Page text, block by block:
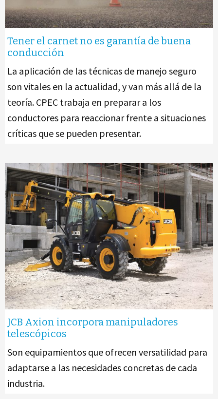
Tener el carnet no es garantía de buena
conducción
La aplicación de las técnicas de manejo seguro
son vitales en la actualidad, y van más allá de la
teoría. CPEC trabaja en preparar a los
conductores para reaccionar frente a situaciones
críticas que se pueden presentar.
JCB Axion incorpora manipuladores
telescópicos
Son equipamientos que ofrecen versatilidad para
adaptarse a las necesidades concretas de cada
industria.